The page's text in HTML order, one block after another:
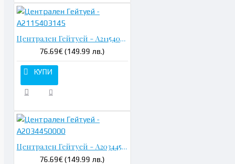
Централен Гейтуей - A2115403145
76.69€ (149.99 лв.)
КУПИ
Централен Гейтуей - A2034450000
76.69€ (149.99 лв.)